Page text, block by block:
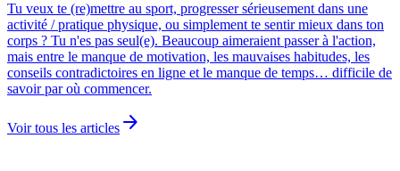
Tu veux te (re)mettre au sport, progresser sérieusement dans une
activité / pratique physique, ou simplement te sentir mieux dans ton
corps ? Tu n'es pas seul(e). Beaucoup aimeraient passer à l'action,
mais entre le manque de motivation, les mauvaises habitudes, les
conseils contradictoires en ligne et le manque de temps… difficile de
savoir par où commencer.
Voir tous les articles arrow_forward